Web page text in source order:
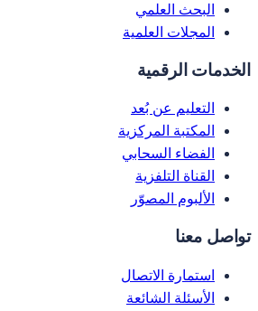
البحث العلمي
المجلات العلمية
الخدمات الرقمية
التعليم عن بُعد
المكتبة المركزية
الفضاء السحابي
القناة التلفزية
الألبوم المصوّر
تواصل معنا
استمارة الاتصال
الأسئلة الشائعة